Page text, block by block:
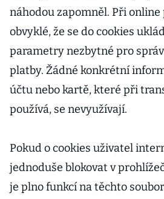
náhodou zapomněl. Při online
obvyklé, že se do cookies
parametry nezbytné pro
platby. Žádné konkrétní
účtu nebo kartě, které při
používá, se nevyužívají.
Pokud o cookies uživatel
jednoduše blokovat v
je plno funkcí na těchto